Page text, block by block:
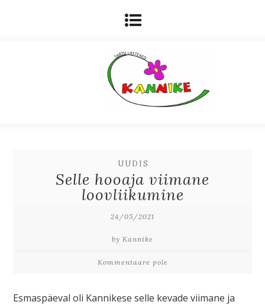
UUDIS
Selle hooaja viimane
loovliikumine
24/05/2021
by Kannike
Kommentaare pole
Esmaspäeval oli Kannikese selle kevade viimane ja